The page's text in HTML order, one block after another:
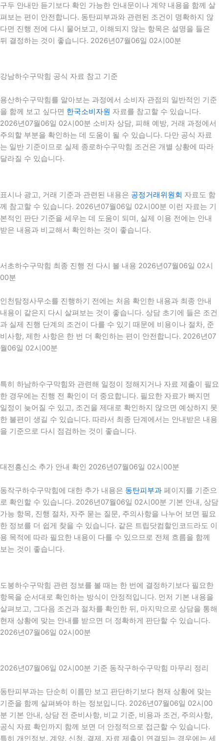
구두 안내만 듣기보다 확인 가능한 안내문이나 계약 내용을 함께 살
펴보는 편이 안전합니다. 동탄피부과와 관련된 조건이 명확하지 않
다면 진행 전에 다시 물어보고, 이해되지 않는 항목은 설명을 들은
뒤 결정하는 것이 좋습니다. 2026년07월06일 02시00분
강남하수구막힘 공식 자료 참고 기준
용산하수구막힘를 알아보는 과정에서 소비자 관점의 일반적인 기준
을 함께 보고 싶다면 한국소비자원 자료를 참고할 수 있습니다.
2026년07월06일 02시00분 소비자 상담, 피해 예방, 거래 과정에서
주의할 부분을 확인하는 데 도움이 될 수 있습니다. 다만 공식 자료
는 일반 기준이므로 실제 종로하수구막힘 조건은 개별 상황에 따라
달라질 수 있습니다.
표시나 광고, 거래 기준과 관련된 내용은 공정거래위원회 자료도 함
께 참고할 수 있습니다. 2026년07월06일 02시00분 이런 자료는 기
본적인 판단 기준을 세우는 데 도움이 되며, 실제 이용 전에는 안내
받은 내용과 비교해서 확인하는 것이 좋습니다.
서초하수구막힘 최종 진행 전 다시 볼 내용 2026년07월06일 02시
00분
인천탐정사무소를 진행하기 전에는 처음 확인한 내용과 최종 안내
내용이 같은지 다시 살펴보는 것이 좋습니다. 상담 초기에 들은 조건
과 실제 진행 단계의 조건이 다를 수 있기 때문에 비용이나 절차, 준
비사항, 제한 사항은 한 번 더 확인하는 편이 안전합니다. 2026년07
월06일 02시00분
특히 하남하수구막힘와 관련해 일정이 정해지거나 자료 제출이 필요
한 경우에는 진행 전 확인이 더 중요합니다. 필요한 자료가 빠지면
일정이 늦어질 수 있고, 조건을 제대로 확인하지 않으면 예상하지 못
한 불편이 생길 수 있습니다. 따라서 최종 단계에서는 안내받은 내용
을 기준으로 다시 점검하는 것이 좋습니다.
대전흥신소 추가 안내 확인 2026년07월06일 02시00분
동작구하수구막힘에 대한 추가 내용은 동탄피부과 페이지를 기준으
로 확인할 수 있습니다. 2026년07월06일 02시00분 기본 안내, 상담
가능 항목, 진행 절차, 자주 묻는 질문, 주의사항을 나누어 보면 필요
한 정보를 더 쉽게 찾을 수 있습니다. 같은 트립닷컴할인코드라도 이
용 목적에 따라 필요한 내용이 다를 수 있으므로 전체 흐름을 함께
보는 것이 좋습니다.
도봉하수구막힘 관련 정보를 볼 때는 한 번에 결정하기보다 필요한
항목을 순서대로 확인하는 방식이 안정적입니다. 먼저 기본 내용을
살펴보고, 그다음 조건과 절차를 확인한 뒤, 마지막으로 상담을 통해
현재 상황에 맞는 안내를 받으면 더 정확하게 판단할 수 있습니다.
2026년07월06일 02시00분
2026년07월06일 02시00분 기준 동작구하수구막힘 마무리 정리
동탄피부과는 단순히 이름만 보고 판단하기보다 현재 상황에 맞는
기준을 함께 살펴봐야 하는 정보입니다. 2026년07월06일 02시00
분 기본 안내, 상담 전 준비사항, 비교 기준, 비용과 조건, 주의사항,
공식 자료 확인까지 함께 보면 더 안정적으로 접근할 수 있습니다.
특히 개인정보, 계약, 신청, 결제, 자료 제출이 연결되는 경우에는 세